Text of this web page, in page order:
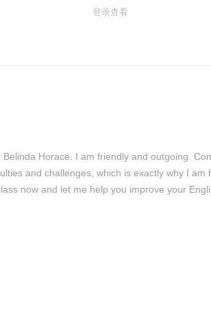
登录查看
Horace. I am friendly and outgoing.
and challenges, which is exactly why I
now and let me help you improve your